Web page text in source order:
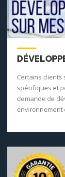
Certains
spécifiques et
demande de
environnement